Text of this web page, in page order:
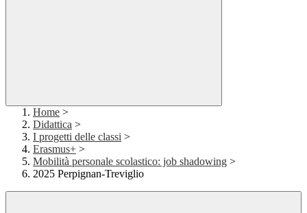
Home >
Didattica >
I progetti delle classi >
Erasmus+ >
Mobilità personale scolastico: job shadowing >
2025 Perpignan-Treviglio